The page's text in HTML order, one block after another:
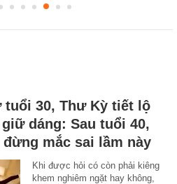
tuổi 30, Thư Kỳ tiết lộ
dáng: Sau tuổi 40,
mắc sai lầm này
Khi được hỏi có còn phải kiêng
khem nghiêm ngặt hay không,